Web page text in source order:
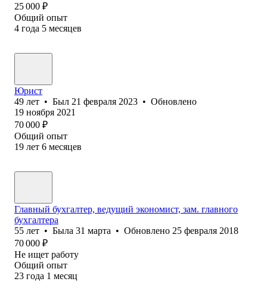
25 000 ₽
Общий опыт
4 года 5 месяцев
Юрист
49 лет • Был 21 февраля 2023 • Обновлено
19 ноября 2021
70 000 ₽
Общий опыт
19 лет 6 месяцев
Главный бухгалтер, ведущий экономист, зам. главного
бухгалтера
55 лет • Была 31 марта • Обновлено 25 февраля 2018
70 000 ₽
Не ищет работу
Общий опыт
23 года 1 месяц